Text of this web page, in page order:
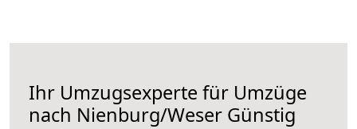
Ihr Umzugsexperte für Umzüge
nach Nienburg/Weser Günstig